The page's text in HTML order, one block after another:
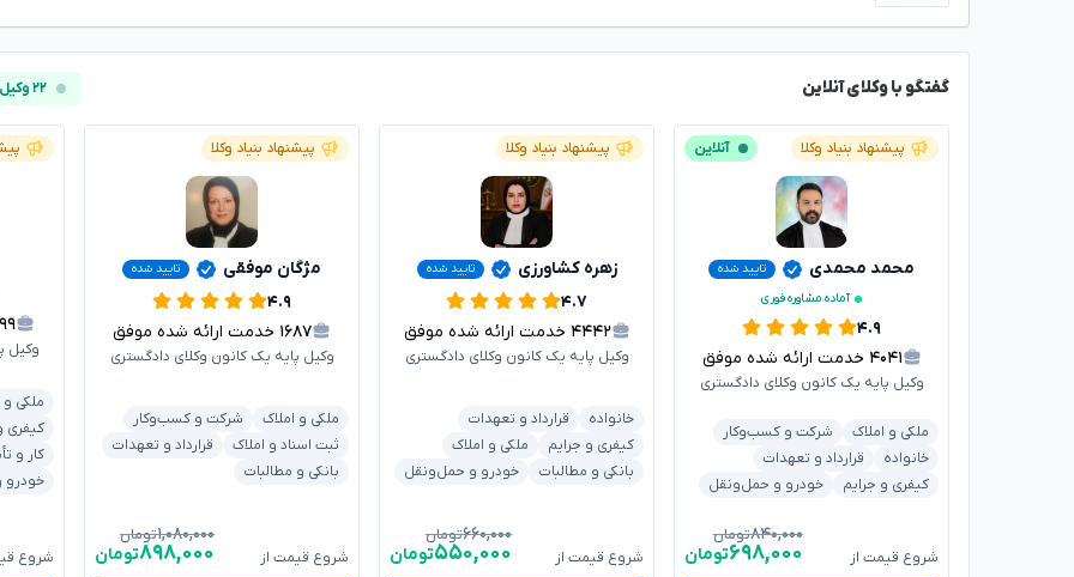
گفتگو با وکلای آنلاین ۲۲ وکیل آنلاین
پیشنهاد بنیاد وکلا آنلاین
محمد محمدی
تایید شده
آماده مشاوره فوری
۴.۹
۴۰۴۱ خدمت ارائه شده موفق
وکیل پایه یک کانون وکلای دادگستری
ملکی و املاک
شرکت و کسب‌وکار
خانواده
قرارداد و تعهدات
کیفری و جرایم
خودرو و حمل‌ونقل
شروع قیمت از
۸۴۰,۰۰۰تومان
۶۹۸,۰۰۰تومان
پیشنهاد بنیاد وکلا
زهره کشاورزی تایید شده
۴.۷
۴۴۴۲ خدمت ارائه شده موفق
وکیل پایه یک کانون وکلای دادگستری
خانواده
قرارداد و تعهدات
کیفری و جرایم
ملکی و املاک
بانکی و مطالبات
خودرو و حمل‌ونقل
شروع قیمت از
۶۶۰,۰۰۰تومان
۵۵۰,۰۰۰تومان
پیشنهاد بنیاد وکلا
مژگان موفقی تایید شده
۴.۹
۱۶۸۷ خدمت ارائه شده موفق
وکیل پایه یک کانون وکلای دادگستری
ملکی و املاک
شرکت و کسب‌وکار
ثبت اسناد و املاک
قرارداد و تعهدات
بانکی و مطالبات
شروع قیمت از
۱,۰۸۰,۰۰۰تومان
۸۹۸,۰۰۰تومان
وکیل
ملکی و
کیفری
کار و
خودرو
شروع